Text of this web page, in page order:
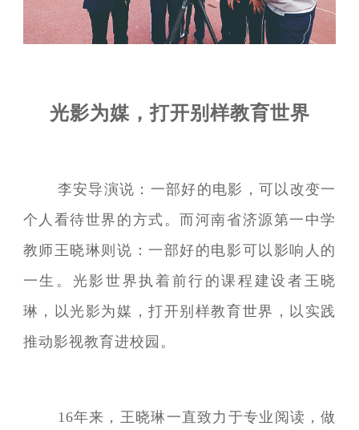
光影为媒，打开别样教育世界
李安导演说：一部好的电影，可以改变一
个人看待世界的方式。而河南省济源第一中学
教师王晓琳则说：一部好的电影可以影响人的
一生。光影世界执着前行的课程建设者王晓
琳，以光影为媒，打开别样教育世界，以实践
推动影视教育进校园。
16年来，王晓琳一直致力于专业阅读，做